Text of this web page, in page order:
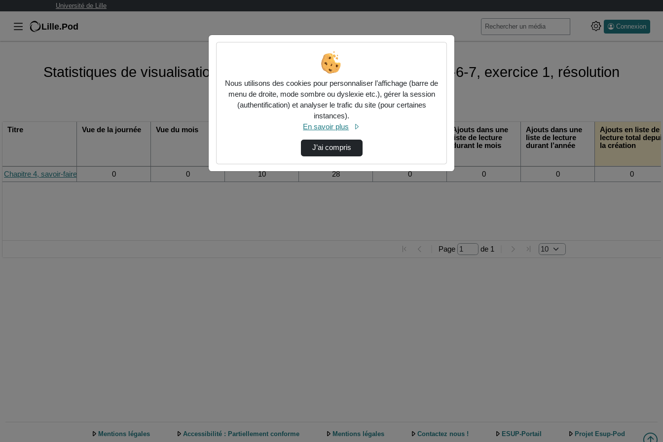
Université de Lille
Lille.Pod Connexion
Statistiques de visualisation de la vidéo Chapitre 4, savoir-faire 4-6-7, exercice 1, résolution
Modifier la période de
visualisation
Titre Vue de la journée Vue du mois
Vue totale depuis
Ajouts dans une
liste de lecture
durant le mois
Ajouts dans une
liste de lecture
durant l’année
Ajouts en liste de
lecture total
la création
Chapitre 4, savoir-faire 4-6-7, exercice 1, résolution
0 0 10 28 0 0 0 0
Page de 1
Mentions légales Accessibilité : Partiellement conforme Mentions légales Contactez nous ! ESUP-Portail Projet Esup-Pod
Nous utilisons des cookies pour personnaliser l’affichage (barre de
menu de droite, mode sombre ou dyslexie etc.), gérer la session
(authentification) et analyser le trafic du site (pour certaines
instances).
En savoir plus
J’ai compris